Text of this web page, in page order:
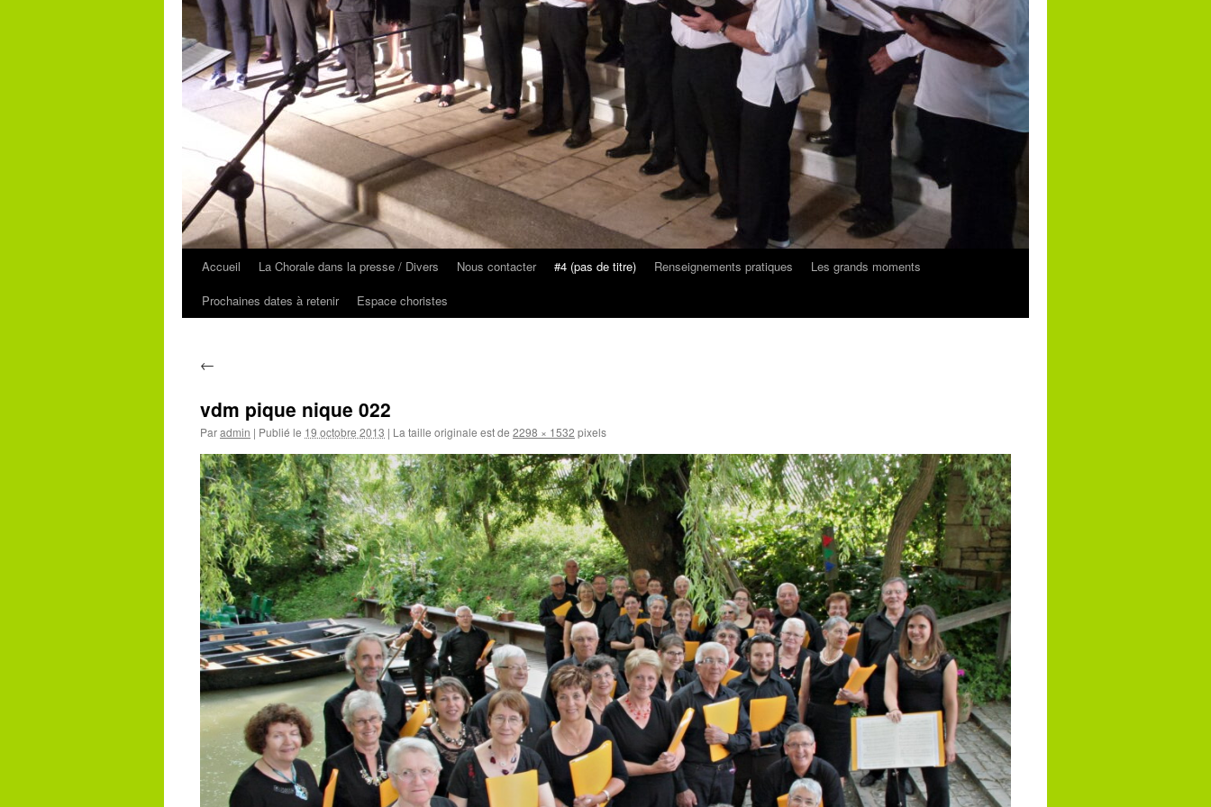
Accueil La Chorale dans la presse / Divers Nous contacter #4 (pas de titre) Renseignements pratiques
Les grands moments
Prochaines dates à retenir
Espace choristes
←
vdm pique nique 022
Paradmin | Publié le 19 octobre 2013 | La taille originale est de 2298 × 1532 pixels